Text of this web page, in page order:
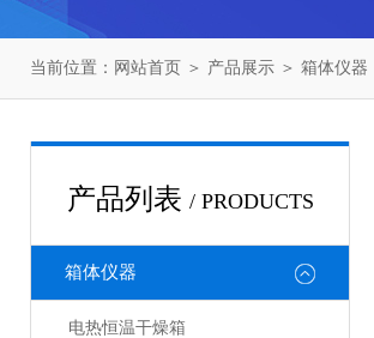
当前位置： 网站首页 ＞ 产品展示 ＞ 箱体仪器
产品列表 / PRODUCTS
箱体仪器
电热恒温干燥箱